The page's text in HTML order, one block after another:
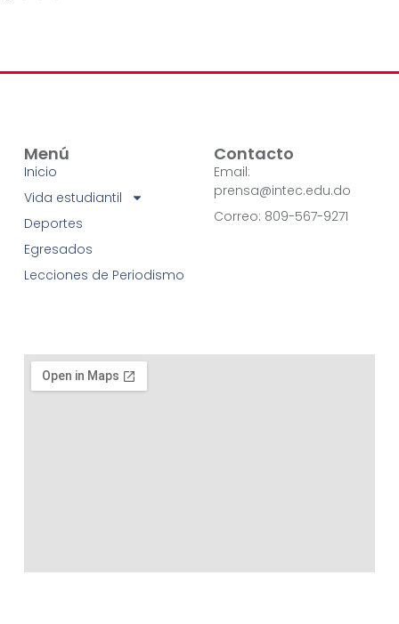
Menú
Inicio
Vida estudiantil
Deportes
Egresados
Lecciones de Periodismo
Contacto
Email:
prensa@intec.edu.do
Correo: 809-567-9271